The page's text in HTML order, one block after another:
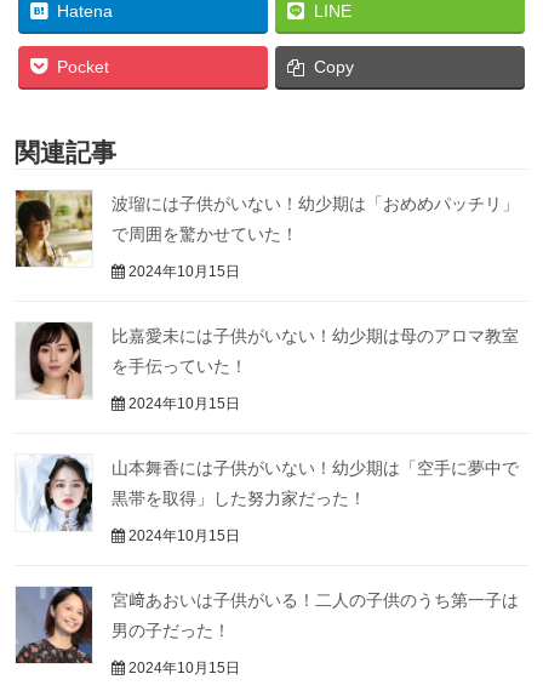
Hatena LINE
Pocket Copy
関連記事
波瑠には子供がいない！幼少期は「おめめパッチリ」
で周囲を驚かせていた！
2024年10月15日
比嘉愛未には子供がいない！幼少期は母のアロマ教室
を手伝っていた！
2024年10月15日
山本舞香には子供がいない！幼少期は「空手に夢中で
黒帯を取得」した努力家だった！
2024年10月15日
宮﨑あおいは子供がいる！二人の子供のうち第一子は
男の子だった！
2024年10月15日